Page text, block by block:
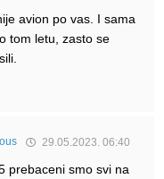
avion po vas. I sama
tom letu, zasto se
29.05.2023. 06:40
prebaceni smo svi na